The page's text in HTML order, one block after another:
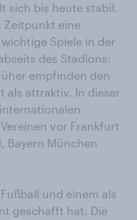
sich bis heute stabil.
Zeitpunkt eine
Spiele in der
des Stadions:
empfinden den
als attraktiv. In dieser
vor Frankfurt
Bayern München
und einem als
geschafft hat: Die